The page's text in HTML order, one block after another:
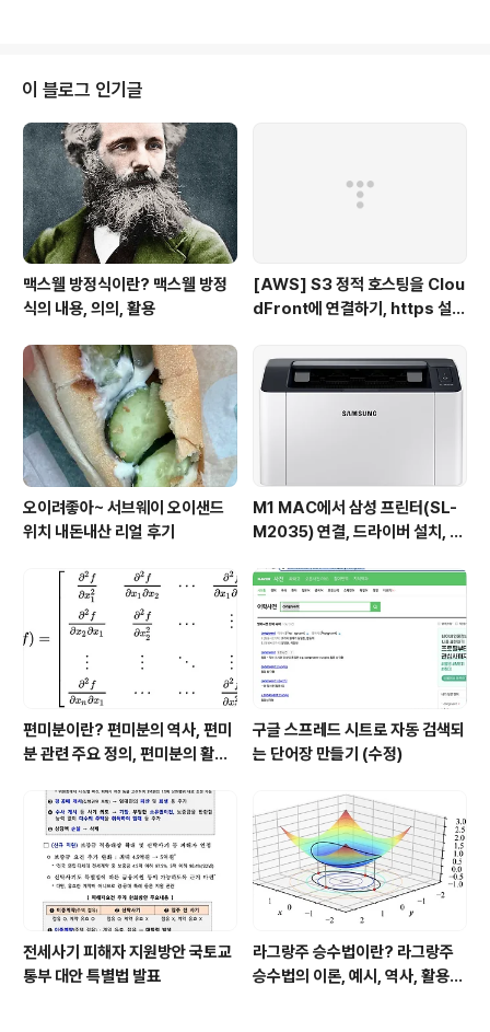
트(Google Spreedsheet)의 ImportXML함수를 이용
하면 간단 int-num.tistory.com 구글 스프레드 시트의 I
mportXML은? 구글 스프레드 시트의 ImportXML 함수
는 웹 페이지에서 특정 컨텐츠를 크롤링하는데 유용한 함
수입니다. importXML 함수는 구글 스..
이 블로그 인기글
맥스웰 방정식이란? 맥스웰 방정
식의 내용, 의의, 활용
[AWS] S3 정적 호스팅을 Clou
dFront에 연결하기, https 설
오이려좋아~ 서브웨이 오이샌드
위치 내돈내산 리얼 후기
M1 MAC에서 삼성 프린터(SL-
M2035) 연결, 드라이버 설치, B
린터가 오프라인입니다.
편미분이란? 편미분의 역사, 편미
분 관련 주요 정의, 편미분의 활용
구글 스프레드 시트로 자동 검색되
는 단어장 만들기 (수정)
전세사기 피해자 지원방안 국토교
통부 대안 특별법 발표
라그랑주 승수법이란? 라그랑주
승수법의 이론, 예시, 역사, 활용분